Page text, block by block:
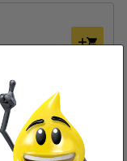
| 2st